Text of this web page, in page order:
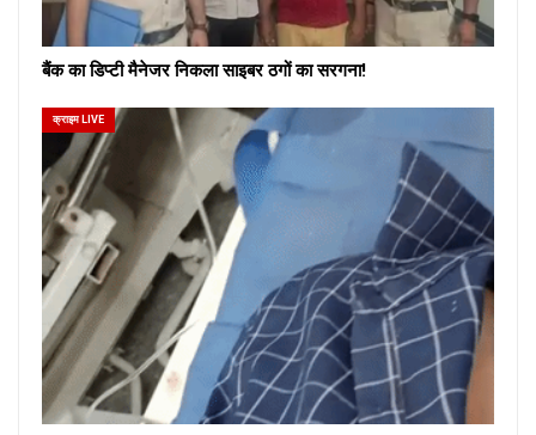
बैंक का डिप्टी मैनेजर निकला साइबर ठगों का सरगना!
क्राइम LIVE